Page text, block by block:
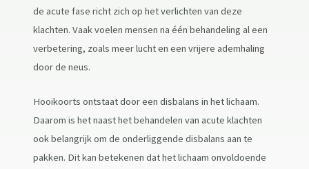
de acute fase richt zich op het verlichten van deze
klachten. Vaak voelen mensen na één behandeling al een
verbetering, zoals meer lucht en een vrijere ademhaling
door de neus.
Hooikoorts ontstaat door een disbalans in het lichaam.
Daarom is het naast het behandelen van acute klachten
ook belangrijk om de onderliggende disbalans aan te
pakken. Dit kan betekenen dat het lichaam onvoldoende